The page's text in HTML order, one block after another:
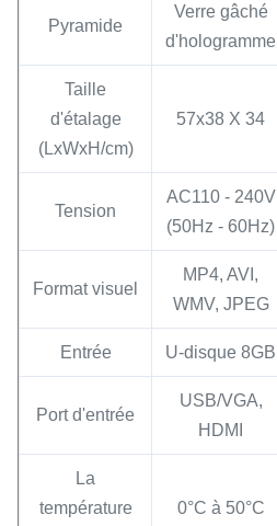
Pyramide
Verre gâché
d'hologramme
Taille
d'étalage
(LxWxH/cm)
57x38 X 34
Tension
AC110 - 240V
(50Hz - 60Hz)
Format visuel
MP4, AVI,
WMV, JPEG
Entrée U-disque 8GB
Port d'entrée
USB/VGA,
HDMI
La
température
0°C à 50°C